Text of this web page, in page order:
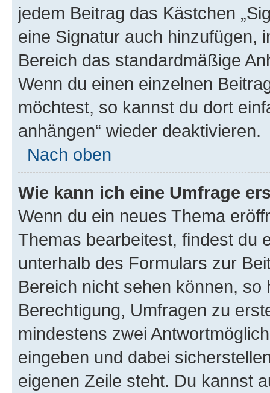
jedem Beitrag das Kästchen
eine Signatur auch hinzufügen,
Bereich das standardmäßige
Wenn du einen einzelnen
möchtest, so kannst du dort
anhängen“ wieder deaktivieren.
Nach oben
Wie kann ich eine Umfrage
Wenn du ein neues Thema
Themas bearbeitest, findest du
unterhalb des Formulars zur
Bereich nicht sehen können,
Berechtigung, Umfragen zu
mindestens zwei
eingeben und dabei
eigenen Zeile steht. Du kannst